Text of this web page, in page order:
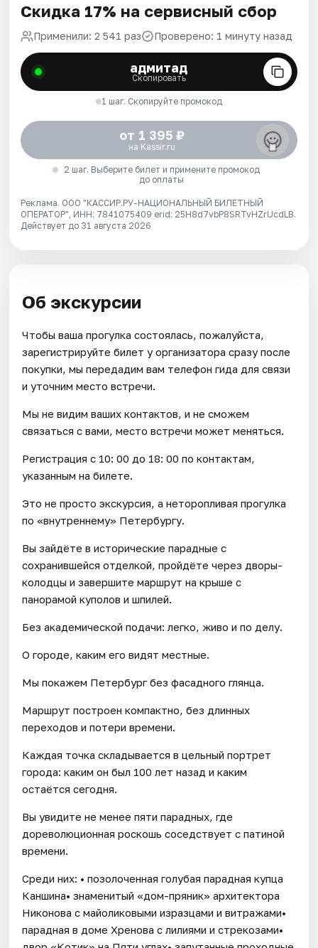
Скидка 17% на сервисный сбор
Применили: 2 541 раз Проверено: 1 минуту назад
адмитад
Скопировать
1 шаг. Скопируйте промокод
от 1 395 ₽
на Kassir.ru
2 шаг. Выберите билет и примените промокод
до оплаты
Реклама. ООО "КАССИР.РУ-НАЦИОНАЛЬНЫЙ БИЛЕТНЫЙ
ОПЕРАТОР", ИНН: 7841075409 erid: 25H8d7vbP8SRTvHZrUcdLB.
Действует до 31 августа 2026
Об экскурсии
Чтобы ваша прогулка состоялась, пожалуйста,
зарегистрируйте билет у организатора сразу после
покупки, мы передадим вам телефон гида для связи
и уточним место встречи.
Мы не видим ваших контактов, и не сможем
связаться с вами, место встречи может меняться.
Регистрация с 10: 00 до 18: 00 по контактам,
указанным на билете.
Это не просто экскурсия, а неторопливая прогулка
по «внутреннему» Петербургу.
Вы зайдёте в исторические парадные с
сохранившейся отделкой, пройдёте через дворы-
колодцы и завершите маршрут на крыше с
панорамой куполов и шпилей.
Без академической подачи: легко, живо и по делу.
О городе, каким его видят местные.
Мы покажем Петербург без фасадного глянца.
Маршрут построен компактно, без длинных
переходов и потери времени.
Каждая точка складывается в цельный портрет
города: каким он был 100 лет назад и каким
остаётся сегодня.
Вы увидите не менее пяти парадных, где
дореволюционная роскошь соседствует с патиной
времени.
Среди них: • позолоченная голубая парадная купца
Каншина• знаменитый «дом-пряник» архитектора
Никонова с майоликовыми изразцами и витражами•
парадная в доме Хренова с лилиями и стрекозами•